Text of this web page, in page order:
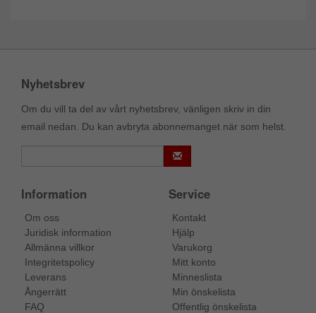
Nyhetsbrev
Om du vill ta del av vårt nyhetsbrev, vänligen skriv in din
email nedan. Du kan avbryta abonnemanget när som helst.
Information
Om oss
Juridisk information
Allmänna villkor
Integritetspolicy
Leverans
Ångerrätt
FAQ
Service
Kontakt
Hjälp
Varukorg
Mitt konto
Minneslista
Min önskelista
Offentlig önskelista